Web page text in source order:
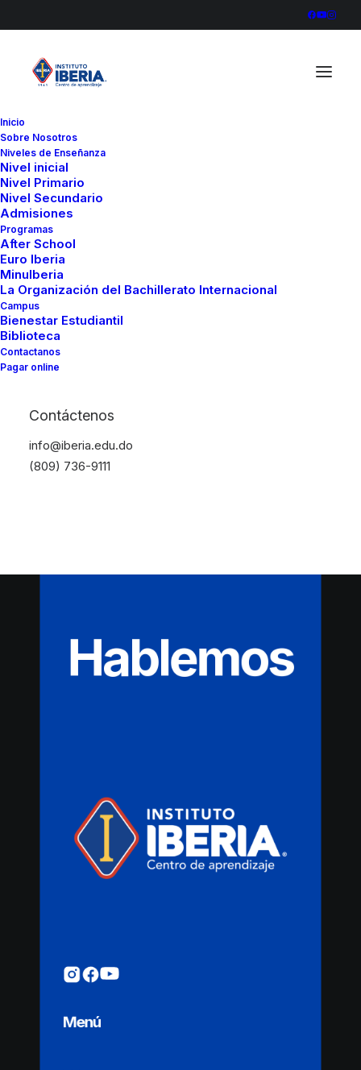
Inicio
Sobre Nosotros
Niveles de Enseñanza
Nivel inicial
Nivel Primario
Nivel Secundario
Admisiones
Programas
After School
Euro Iberia
MinuIberia
La Organización del Bachillerato Internacional
Campus
Bienestar Estudiantil
Biblioteca
Contactanos
Pagar online
Contáctenos
info@iberia.edu.do
(809) 736-9111
Diego Lora – A través del Tiempo
Hablemos
Menú